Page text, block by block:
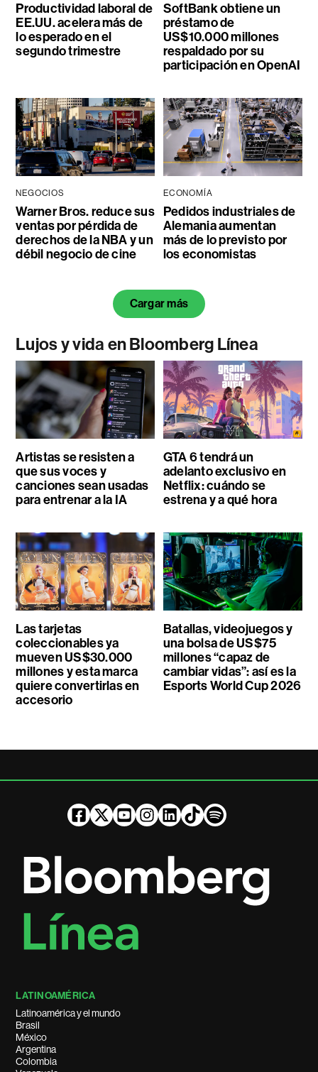
Productividad laboral de
EE.UU. acelera más de
lo esperado en el
segundo trimestre
SoftBank obtiene un
préstamo de
US$10.000 millones
respaldado por su
participación en OpenAI
NEGOCIOS
Warner Bros. reduce sus
ventas por pérdida de
derechos de la NBA y un
débil negocio de cine
ECONOMÍA
Pedidos industriales de
Alemania aumentan
más de lo previsto por
los economistas
Cargar más
Lujos y vida en Bloomberg Línea
Artistas se resisten a
que sus voces y
canciones sean usadas
para entrenar a la IA
GTA 6 tendrá un
adelanto exclusivo en
Netflix: cuándo se
estrena y a qué hora
Las tarjetas
coleccionables ya
mueven US$30.000
millones y esta marca
quiere convertirlas en
accesorio
Batallas, videojuegos y
una bolsa de US$75
millones “capaz de
cambiar vidas”: así es la
Esports World Cup 2026
LATINOAMÉRICA
Latinoamérica y el mundo
Brasil
México
Argentina
Colombia